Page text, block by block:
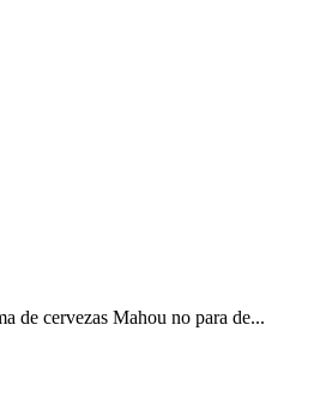
de cervezas Mahou no para de...